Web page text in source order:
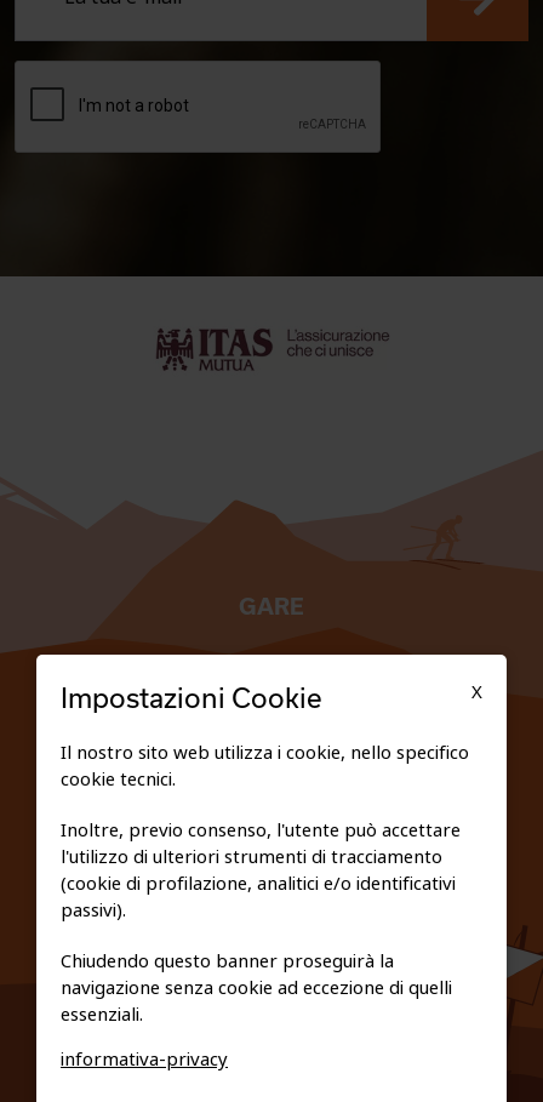
GARE
PRIVACY E COOKIE POLICY
X
Impostazioni Cookie
Il nostro sito web utilizza i cookie, nello specifico
cookie tecnici.
Inoltre, previo consenso, l'utente può accettare
l'utilizzo di ulteriori strumenti di tracciamento
(cookie di profilazione, analitici e/o identificativi
passivi).
Chiudendo questo banner proseguirà la
navigazione senza cookie ad eccezione di quelli
essenziali.
informativa-privacy